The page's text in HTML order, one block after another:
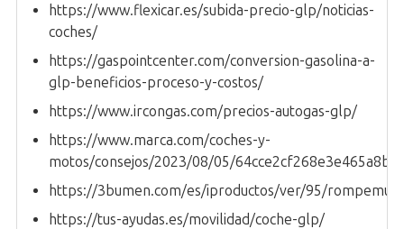
https://www.flexicar.es/subida-precio-glp/noticias-
coches/
https://gaspointcenter.com/conversion-gasolina-a-
glp-beneficios-proceso-y-costos/
https://www.ircongas.com/precios-autogas-glp/
https://www.marca.com/coches-y-
motos/consejos/2023/08/05/
https://3bumen.com/es/iproductos/ver/95/
https://tus-ayudas.es/movilidad/coche-glp/